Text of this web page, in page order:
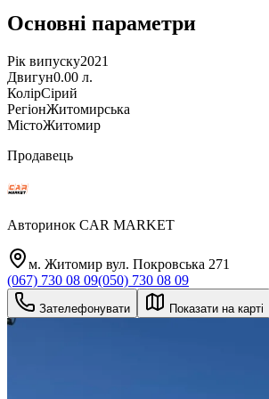
Основні параметри
Рік випуску2021
Двигун0.00 л.
КолірСірий
РегіонЖитомирська
МістоЖитомир
Продавець
Авторинок CAR MARKET
м. Житомир вул. Покровська 271
(067) 730 08 09(050) 730 08 09
Зателефонувати Показати на карті